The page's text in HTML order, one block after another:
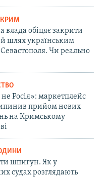
КРИМ
влада обіцяє закрити
шлях українським
Чи реально
Росія»: маркетплейс
прийом нових
на Кримському
шпигун. Як у
судах розглядають